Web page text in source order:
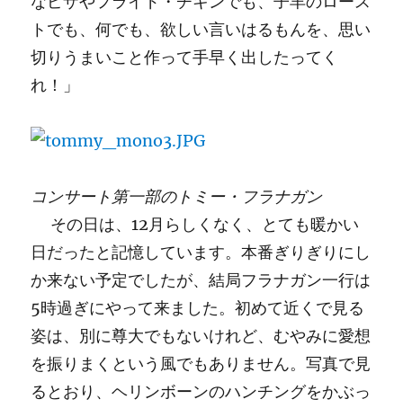
トでも、何でも、欲しい言いはるもんを、思い
切りうまいこと作って手早く出したってく
れ！」
コンサート第一部のトミー・フラナガン
その日は、12月らしくなく、とても暖かい
日だったと記憶しています。本番ぎりぎりにし
か来ない予定でしたが、結局フラナガン一行は
5時過ぎにやって来ました。初めて近くで見る
姿は、別に尊大でもないけれど、むやみに愛想
を振りまくという風でもありません。写真で見
るとおり、ヘリンボーンのハンチングをかぶっ